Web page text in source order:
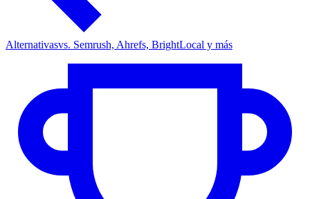
Alternativasvs. Semrush, Ahrefs, BrightLocal y más